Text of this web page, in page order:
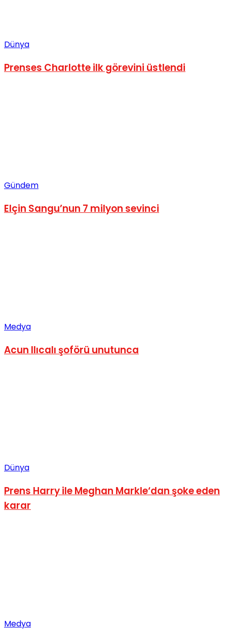
Dünya
Prenses Charlotte ilk görevini üstlendi
Gündem
Elçin Sangu’nun 7 milyon sevinci
Medya
Acun Ilıcalı şoförü unutunca
Dünya
Prens Harry ile Meghan Markle‘dan şoke eden
karar
Medya